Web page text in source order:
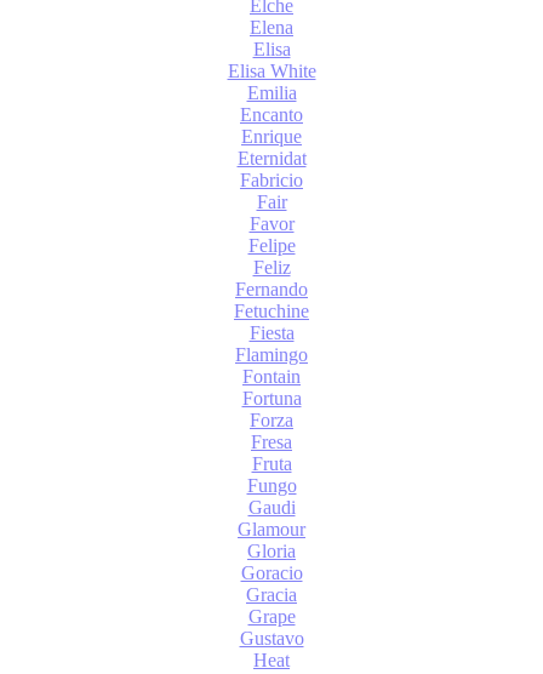
Elche
Elena
Elisa
Elisa White
Emilia
Encanto
Enrique
Eternidat
Fabricio
Fair
Favor
Felipe
Feliz
Fernando
Fetuchine
Fiesta
Flamingo
Fontain
Fortuna
Forza
Fresa
Fruta
Fungo
Gaudi
Glamour
Gloria
Goracio
Gracia
Grape
Gustavo
Heat